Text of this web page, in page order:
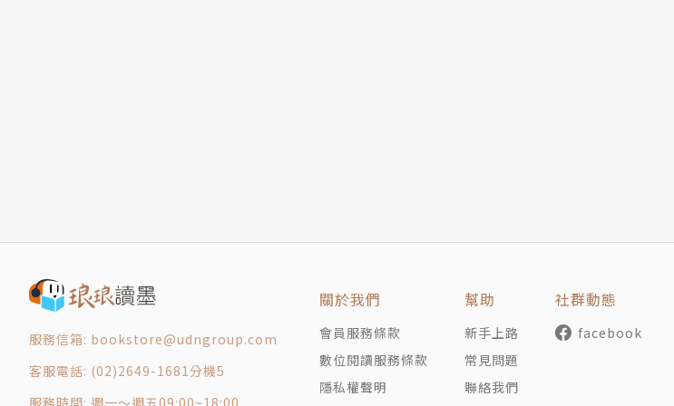
服務信箱: bookstore@udngroup.com
客服電話: (02)2649-1681分機5
服務時間: 週一～週五09:00~18:00
關於我們
會員服務條款
數位閱讀服務條款
隱私權聲明
幫助
新手上路
常見問題
聯絡我們
社群動態
facebook